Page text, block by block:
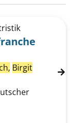
in
Birgit Suche